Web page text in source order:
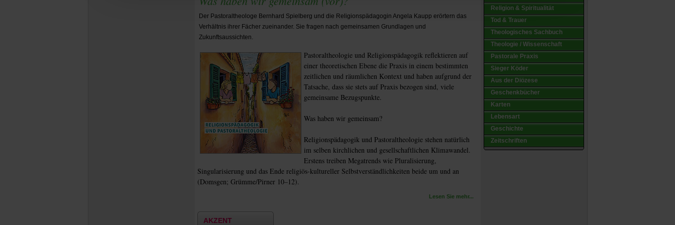
Der Pastoraltheologe Bernhard Spielberg und die Religionspädagogin Angela Kaupp erörtern das
Verhältnis ihrer Fächer zueinander. Sie fragen nach gemeinsamen Grundlagen und
Zukunftsaussichten.
Pastoraltheologie und Religionspädagogik reflektieren auf
einer theoretischen Ebene die Praxis in einem bestimmten
zeitlichen und räumlichen Kontext und haben aufgrund der
Tatsache, dass sie stets auf Praxis bezogen sind, viele
gemeinsame Bezugspunkte.
Was haben wir gemeinsam?
Religionspädagogik und Pastoraltheologie stehen natürlich
im selben kirchlichen und gesellschaftlichen Klimawandel.
Erstens treiben Megatrends wie Pluralisierung,
Singularisierung und das Ende religiös-kultureller Selbstverständlichkeiten beide um und an
(Domsgen; Grümme/Pirner 10–12).
Lesen Sie mehr...
AKZENT
Religion & Spiritualität
Tod & Trauer
Theologisches Sachbuch
Theologie / Wissenschaft
Pastorale Praxis
Sieger Köder
Aus der Diözese
Geschenkbücher
Karten
Lebensart
Geschichte
Zeitschriften